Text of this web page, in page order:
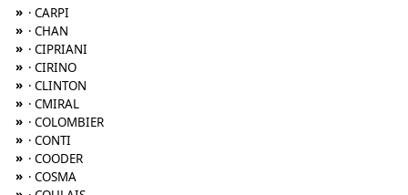
» · CARPI
» · CHAN
» · CIPRIANI
» · CIRINO
» · CLINTON
» · CMIRAL
» · COLOMBIER
» · CONTI
» · COODER
» · COSMA